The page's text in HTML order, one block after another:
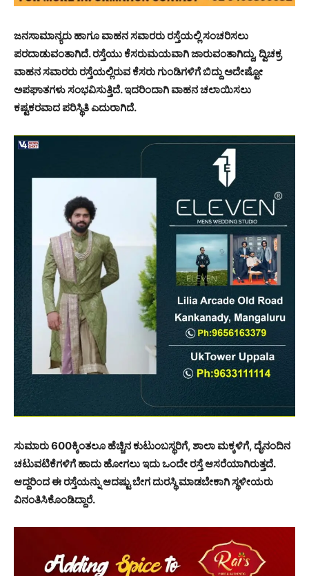
ಜನಸಾಮಾನ್ಯರು ಹಾಗೂ ವಾಹನ ಸವಾರರು ರಸ್ತೆಯಲ್ಲಿ ಸಂಚರಿಸಲು
ಪರದಾಡುವಂತಾಗಿದೆ. ರಸ್ತೆಯು ಕೆಸರುಮಯವಾಗಿ ಜಾರುವಂತಾಗಿದ್ದು, ದ್ವಿಚಕ್ರ
ವಾಹನ ಸವಾರರು ರಸ್ತೆಯಲ್ಲಿರುವ ಕೆಸರು ಗುಂಡಿಗಳಿಗೆ ಬಿದ್ದು ಅದೇಷ್ಟೋ
ಅಪಘಾತಗಳು ಸಂಭವಿಸುತ್ತಿದೆ. ಇದರಿಂದಾಗಿ ವಾಹನ ಚಲಾಯಿಸಲು
ಕಷ್ಟಕರವಾದ ಪರಿಸ್ಥಿತಿ ಎದುರಾಗಿದೆ.
ಸುಮಾರು 600ಕ್ಕಿಂತಲೂ ಹೆಚ್ಚಿನ ಕುಟುಂಬಸ್ಥರಿಗೆ, ಶಾಲಾ ಮಕ್ಕಳಿಗೆ, ದೈನಂದಿನ
ಚಟುವಟಿಕೆಗಳಿಗೆ ಹಾದು ಹೋಗಲು ಇದು ಒಂದೇ ರಸ್ತೆ ಆಸರೆಯಾಗಿರುತ್ತದೆ.
ಆದ್ದರಿಂದ ಈ ರಸ್ತೆಯನ್ನು ಆದಷ್ಟು ಬೇಗ ದುರಸ್ಥಿ ಮಾಡಬೇಕಾಗಿ ಸ್ಥಳೀಯರು
ವಿನಂತಿಸಿಕೊಂಡಿದ್ದಾರೆ.